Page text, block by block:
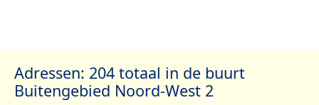
Adressen: 204 totaal in de buurt
Buitengebied Noord-West 2